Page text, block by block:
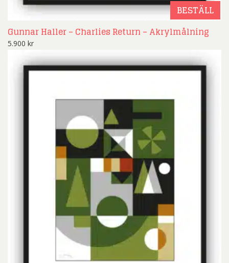
BESTÄLL
Gunnar Haller – Charlies Return – Akrylmålning
5.900 kr